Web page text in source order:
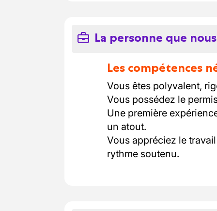
La personne que
Les compétences
Vous êtes polyvalent,
Vous possédez le
Une première
un atout.
Vous appréciez le
rythme soutenu.